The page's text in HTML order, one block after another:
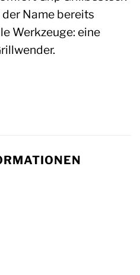
Name bereits
Werkzeuge: eine